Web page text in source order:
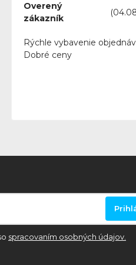
Overený
zákazník
Rýchle vybavenie
Dobré ceny
spracovaním osobných údajov.